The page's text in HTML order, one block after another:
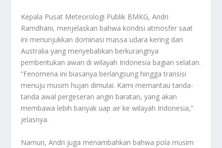
Kepala Pusat Meteorologi Publik BMKG, Andri
Ramdhani, menjelaskan bahwa kondisi atmosfer saat
ini menunjukkan dominasi massa udara kering dari
Australia yang menyebabkan berkurangnya
pembentukan awan di wilayah Indonesia bagian selatan.
“Fenomena ini biasanya berlangsung hingga transisi
menuju musim hujan dimulai. Kami memantau tanda-
tanda awal pergeseran angin baratan, yang akan
membawa lebih banyak uap air ke wilayah Indonesia,”
jelasnya.
Namun, Andri juga menambahkan bahwa pola musim